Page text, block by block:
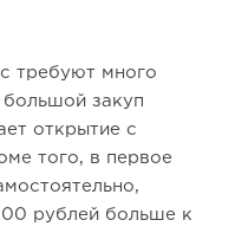
требуют много
закуп
открытие с
того, в первое
рублей больше к